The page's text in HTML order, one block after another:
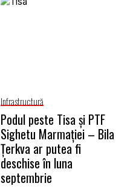
Infrastructură
Podul peste Tisa și PTF
Sighetu Marmației – Bila
Țerkva ar putea fi
deschise în luna
septembrie